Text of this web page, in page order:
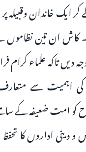
ایک خاندان وقبیلہ پر
ان تین نظاموں
دیں تاکہ علماء کرام
اہمیت سے
امت ضعیفہ کے
دینی اداروں کا